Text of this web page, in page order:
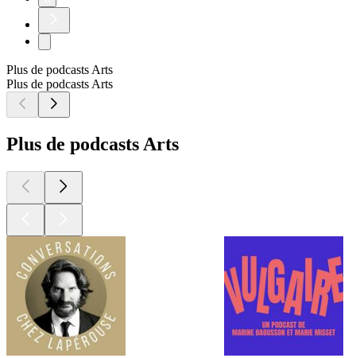
Plus de podcasts Arts
Plus de podcasts Arts
Plus de podcasts Arts